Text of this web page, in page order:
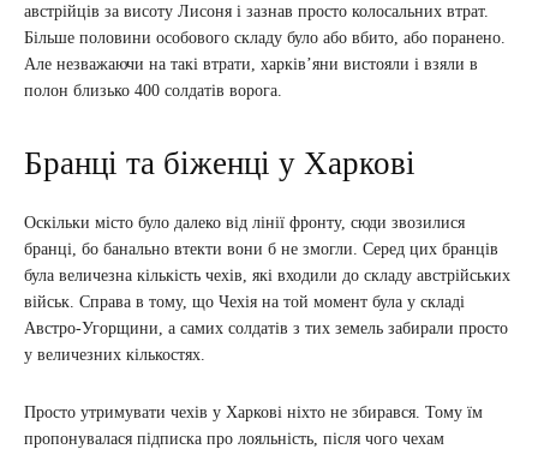
австрійців за висоту Лисоня і зазнав просто колосальних втрат.
Більше половини особового складу було або вбито, або поранено.
Але незважаючи на такі втрати, харків’яни вистояли і взяли в
полон близько 400 солдатів ворога.
Бранці та біженці у Харкові
Оскільки місто було далеко від лінії фронту, сюди звозилися
бранці, бо банально втекти вони б не змогли. Серед цих бранців
була величезна кількість чехів, які входили до складу австрійських
військ. Справа в тому, що Чехія на той момент була у складі
Австро-Угорщини, а самих солдатів з тих земель забирали просто
у величезних кількостях.
Просто утримувати чехів у Харкові ніхто не збирався. Тому їм
пропонувалася підписка про лояльність, після чого чехам